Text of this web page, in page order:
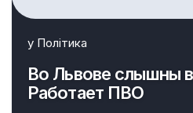
у Політика
Во Львове слышны
Работает ПВО